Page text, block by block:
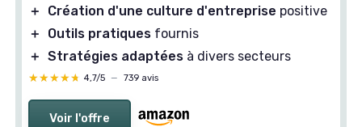
＋
Création d'une culture d'entreprise positive
＋
Outils pratiques fournis
＋ Stratégies adaptées à divers secteurs
★★★★★
★★★★★ 4,7/5 — 739 avis
Voir l'offre